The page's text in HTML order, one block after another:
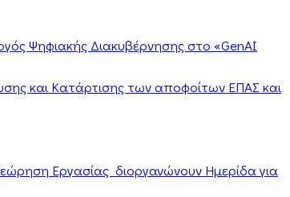
Ψηφιακής Διακυβέρνησης στο «GenAI
και Κατάρτισης των αποφοίτων ΕΠΑΣ και
Εργασίας διοργανώνουν Ημερίδα για